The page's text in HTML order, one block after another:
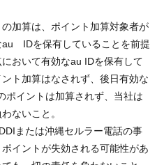
加算は、ポイント加算対象者が
au IDを保有していることを前提
おいて有効なau IDを保有して
ト加算はなされず、後日有効な
ポイントは加算されず、当社は
ないこと。
または沖縄セルラー電話の事
イントが失効される可能性があ